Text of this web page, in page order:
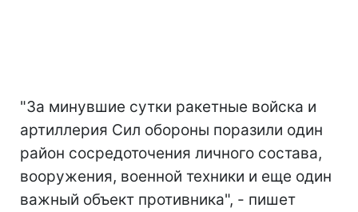
"За минувшие сутки ракетные войска и
артиллерия Сил обороны поразили один
район сосредоточения личного состава,
вооружения, военной техники и еще один
важный объект противника", - пишет